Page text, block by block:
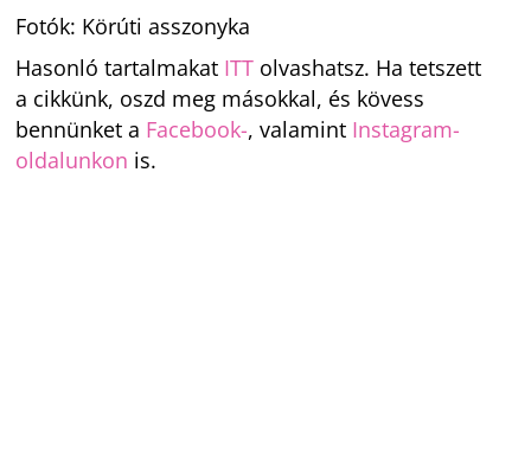
Fotók: Körúti asszonyka
Hasonló tartalmakat ITT olvashatsz. Ha tetszett
a cikkünk, oszd meg másokkal, és kövess
bennünket a Facebook-, valamint Instagram-
oldalunkon is.